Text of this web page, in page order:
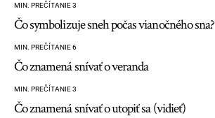
MIN. PREČÍTANIE 3
Čo symbolizuje sneh počas vianočného sna?
MIN. PREČÍTANIE 6
Čo znamená snívať o veranda
MIN. PREČÍTANIE 3
Čo znamená snívať o utopiť sa (vidieť)